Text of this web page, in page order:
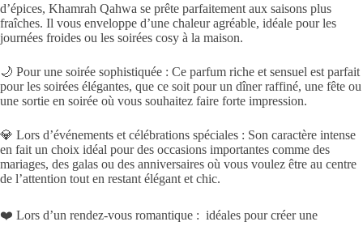
d’épices, Khamrah Qahwa se prête parfaitement aux saisons plus
fraîches. Il vous enveloppe d’une chaleur agréable, idéale pour les
journées froides ou les soirées cosy à la maison.
🌙 Pour une soirée sophistiquée : Ce parfum riche et sensuel est parfait
pour les soirées élégantes, que ce soit pour un dîner raffiné, une fête ou
une sortie en soirée où vous souhaitez faire forte impression.
💎 Lors d’événements et célébrations spéciales : Son caractère intense
en fait un choix idéal pour des occasions importantes comme des
mariages, des galas ou des anniversaires où vous voulez être au centre
de l’attention tout en restant élégant et chic.
❤️ Lors d’un rendez-vous romantique : idéales pour créer une